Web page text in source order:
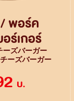
พอร์ค
อร์เกอร์
ーズバーガー
ーズバーガー
บ.